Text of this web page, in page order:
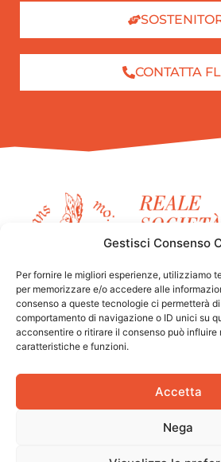
Gestisci Consenso
Per fornire le migliori esperienze, utilizziamo
per memorizzare e/o accedere alle
consenso a queste tecnologie ci permetterà
comportamento di navigazione o ID unici su
acconsentire o ritirare il consenso può
caratteristiche e funzioni.
Accetta
Nega
CONTATTA
FLIC Scuola Circo Torino
è un progetto dellaReale
Torino.